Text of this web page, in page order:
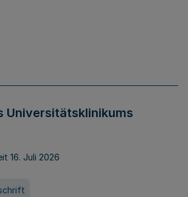
Universitätsklinikums
16. Juli 2026